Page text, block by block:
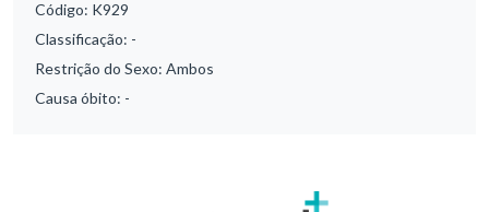
Código: K929
Classificação: -
Restrição do Sexo: Ambos
Causa óbito: -